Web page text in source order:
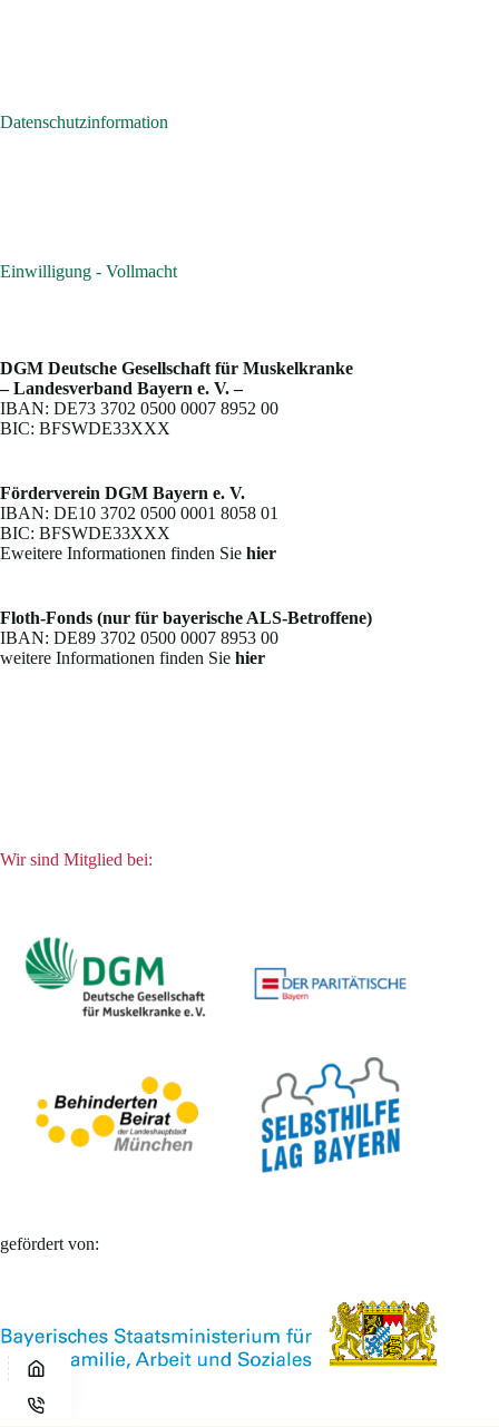
Datenschutzinformation
Einwilligung - Vollmacht
DGM Deutsche Gesellschaft für Muskelkranke
– Landesverband Bayern e. V. –
IBAN: DE73 3702 0500 0007 8952 00
BIC: BFSWDE33XXX
Förderverein DGM Bayern e. V.
IBAN: DE10 3702 0500 0001 8058 01
BIC: BFSWDE33XXX
Eweitere Informationen finden Sie hier
Floth-Fonds (nur für bayerische ALS-Betroffene)
IBAN: DE89 3702 0500 0007 8953 00
weitere Informationen finden Sie hier
Wir sind Mitglied bei:
gefördert von: